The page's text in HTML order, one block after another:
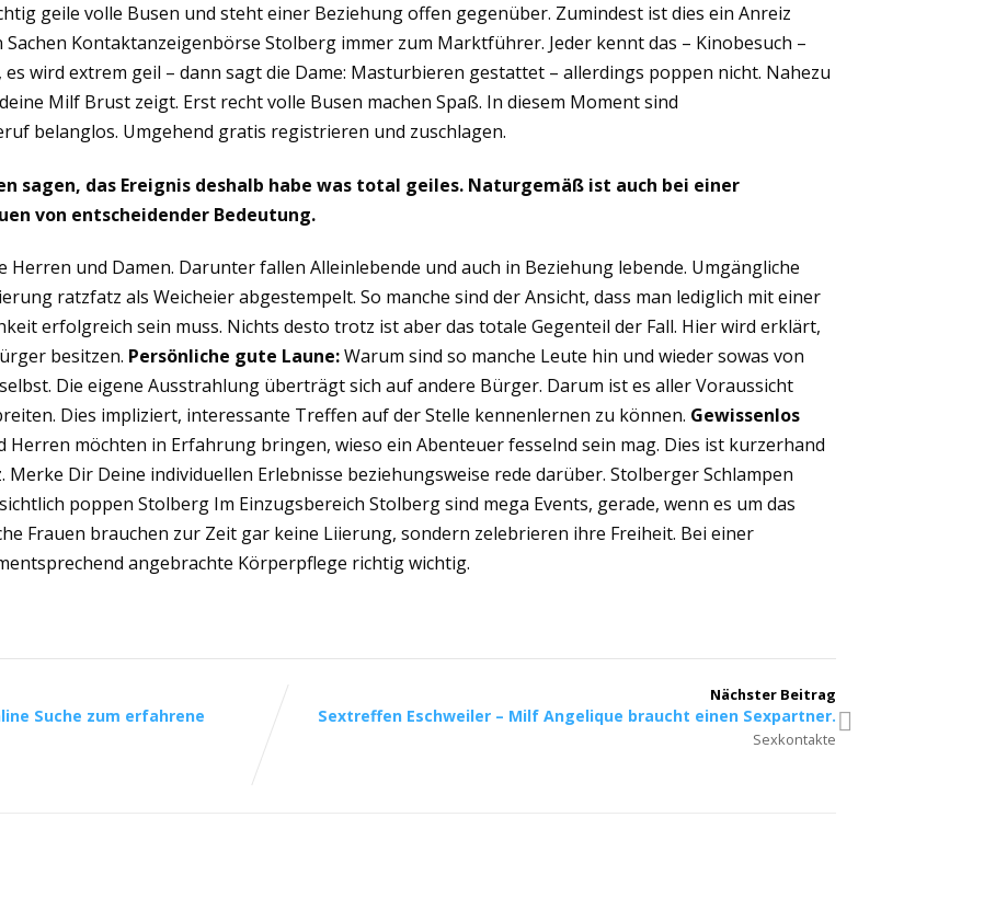
geile volle Busen und steht einer Beziehung offen gegenüber. Zumindest ist dies ein Anreiz
Kontaktanzeigenbörse Stolberg immer zum Marktführer. Jeder kennt das – Kinobesuch –
wird extrem geil – dann sagt die Dame: Masturbieren gestattet – allerdings poppen nicht. Nahezu
Milf Brust zeigt. Erst recht volle Busen machen Spaß. In diesem Moment sind
belanglos. Umgehend gratis registrieren und zuschlagen.
sagen, das Ereignis deshalb habe was total geiles. Naturgemäß ist auch bei einer
von entscheidender Bedeutung.
Herren und Damen. Darunter fallen Alleinlebende und auch in Beziehung lebende. Umgängliche
ratzfatz als Weicheier abgestempelt. So manche sind der Ansicht, dass man lediglich mit einer
erfolgreich sein muss. Nichts desto trotz ist aber das totale Gegenteil der Fall. Hier wird erklärt,
besitzen. Persönliche gute Laune:Warum sind so manche Leute hin und wieder sowas von
Die eigene Ausstrahlung überträgt sich auf andere Bürger. Darum ist es aller Voraussicht
Dies impliziert, interessante Treffen auf der Stelle kennenlernen zu können. Gewissenlos
Herren möchten in Erfahrung bringen, wieso ein Abenteuer fesselnd sein mag. Dies ist kurzerhand
Merke Dir Deine individuellen Erlebnisse beziehungsweise rede darüber. Stolberger Schlampen
poppen Stolberg Im Einzugsbereich Stolberg sind mega Events, gerade, wenn es um das
Frauen brauchen zur Zeit gar keine Liierung, sondern zelebrieren ihre Freiheit. Bei einer
angebrachte Körperpflege richtig wichtig.
Suche zum erfahrene
Nächster Beitrag
Sextreffen Eschweiler – Milf Angelique braucht einen Sexpartner.
Sexkontakte